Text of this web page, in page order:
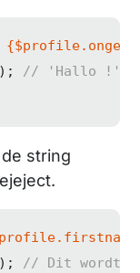
// 'Hallo !'
string
// Dit wordt